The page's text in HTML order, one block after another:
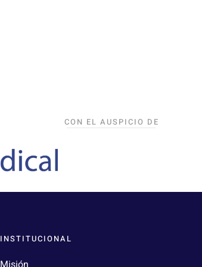
CON EL AUSPICIO DE
INSTITUCIONAL